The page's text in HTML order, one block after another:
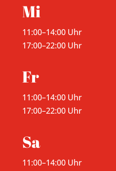
Mi
11:00–14:00 Uhr
17:00–22:00 Uhr
Fr
11:00–14:00 Uhr
17:00–22:00 Uhr
Sa
11:00–14:00 Uhr